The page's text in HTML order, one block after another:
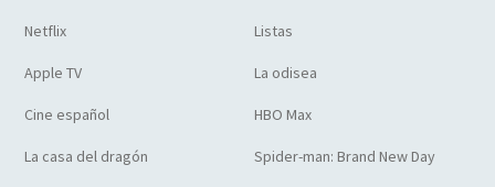
Netflix Listas
Apple TV La odisea
Cine español HBO Max
La casa del dragón Spider-man: Brand New Day